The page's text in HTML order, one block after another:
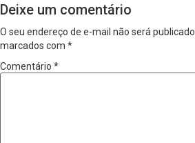
Deixe um comentário
O seu endereço de e-mail não será publicado.
marcados com *
Comentário *